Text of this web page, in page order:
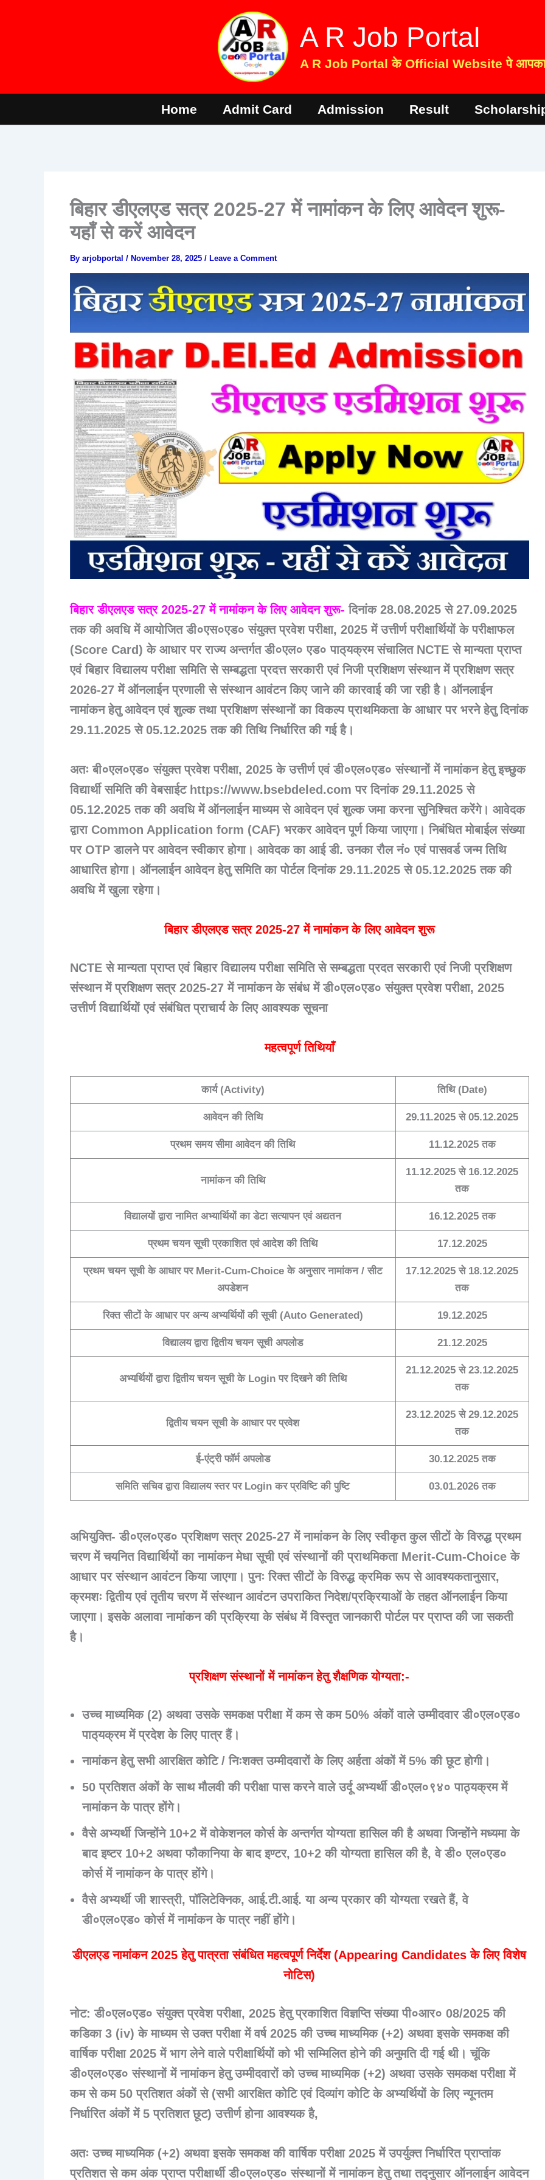
A R Job Portal
A R Job Portal के Official Website पे आपका
Home Admit Card Admission Result
बिहार डीएलएड सत्र 2025-27 में नामांकन के लिए आवेदन शुरू-
यहाँ से करें आवेदन
By arjobportal / November 28, 2025 / Leave a Comment
बिहार डीएलएड सत्र 2025-27 में नामांकन के लिए आवेदन शुरू-दिनांक 28.08.2025 से 27.09.2025
तक की अवधि में आयोजित डी०एस०एड० संयुक्त प्रवेश परीक्षा, 2025 में उत्तीर्ण परीक्षार्थियों के परीक्षाफल
(Score Card) के आधार पर राज्य अन्तर्गत डी०एल० एड० पाठ्‌यक्रम संचालित NCTE से मान्यता प्राप्त
एवं बिहार विद्यालय परीक्षा समिति से सम्बद्धता प्रदत्त सरकारी एवं निजी प्रशिक्षण संस्थान में प्रशिक्षण सत्र
2026-27 में ऑनलाईन प्रणाली से संस्थान आवंटन किए जाने की कारवाई की जा रही है। ऑनलाईन
नामांकन हेतु आवेदन एवं शुल्क तथा प्रशिक्षण संस्थानों का विकल्प प्राथमिकता के आधार पर भरने हेतु दिनांक
29.11.2025 से 05.12.2025 तक की तिथि निर्धारित की गई है।
अतः बी०एल०एड० संयुक्त प्रवेश परीक्षा, 2025 के उत्तीर्ण एवं डी०एल०एड० संस्थानों में नामांकन हेतु इच्छुक
विद्यार्थी समिति की वेबसाईट https://www.bsebdeled.com पर दिनांक 29.11.2025 से
05.12.2025 तक की अवधि में ऑनलाईन माध्यम से आवेदन एवं शुल्क जमा करना सुनिश्चित करेंगे। आवेदक
द्वारा Common Application form (CAF) भरकर आवेदन पूर्ण किया जाएगा। निबंधित मोबाईल संख्या
पर OTP डालने पर आवेदन स्वीकार होगा। आवेदक का आई डी. उनका रौल नं० एवं पासवर्ड जन्म तिथि
आधारित होगा। ऑनलाईन आवेदन हेतु समिति का पोर्टल दिनांक 29.11.2025 से 05.12.2025 तक की
अवधि में खुला रहेगा।
बिहार डीएलएड सत्र 2025-27 में नामांकन के लिए आवेदन शुरू
NCTE से मान्यता प्राप्त एवं बिहार विद्यालय परीक्षा समिति से सम्बद्धता प्रदत सरकारी एवं निजी प्रशिक्षण
संस्थान में प्रशिक्षण सत्र 2025-27 में नामांकन के संबंध में डी०एल०एड० संयुक्त प्रवेश परीक्षा, 2025
उत्तीर्ण विद्यार्थियों एवं संबंधित प्राचार्य के लिए आवश्यक सूचना
महत्वपूर्ण तिथियाँ
कार्य (Activity) तिथि (Date)
आवेदन की तिथि 29.11.2025 से 05.12.2025
प्रथम समय सीमा आवेदन की तिथि 11.12.2025 तक
नामांकन की तिथि
11.12.2025 से 16.12.2025
तक
विद्यालयों द्वारा नामित अभ्यार्थियों का डेटा सत्यापन एवं अद्यतन 16.12.2025 तक
प्रथम चयन सूची प्रकाशित एवं आदेश की तिथि 17.12.2025
प्रथम चयन सूची के आधार पर Merit-Cum-Choice के अनुसार नामांकन / सीट
अपडेशन
17.12.2025 से 18.12.2025
तक
रिक्त सीटों के आधार पर अन्य अभ्यर्थियों की सूची (Auto Generated) 19.12.2025
विद्यालय द्वारा द्वितीय चयन सूची अपलोड 21.12.2025
अभ्यर्थियों द्वारा द्वितीय चयन सूची के Login पर दिखने की तिथि
21.12.2025 से 23.12.2025
तक
द्वितीय चयन सूची के आधार पर प्रवेश
23.12.2025 से 29.12.2025
तक
ई-एंट्री फॉर्म अपलोड 30.12.2025 तक
समिति सचिव द्वारा विद्यालय स्तर पर Login कर प्रविष्टि की पुष्टि 03.01.2026 तक
अभियुक्ति- डी०एल०एड० प्रशिक्षण सत्र 2025-27 में नामांकन के लिए स्वीकृत कुल सीटों के विरुद्ध प्रथम
चरण में चयनित विद्यार्थियों का नामांकन मेधा सूची एवं संस्थानों की प्राथमिकता Merit-Cum-Choice के
आधार पर संस्थान आवंटन किया जाएगा। पुनः रिक्त सीटों के विरुद्ध क्रमिक रूप से आवश्यकतानुसार,
क्रमशः द्वितीय एवं तृतीय चरण में संस्थान आवंटन उपराकित निदेश/प्रक्रियाओं के तहत ऑनलाईन किया
जाएगा। इसके अलावा नामांकन की प्रक्रिया के संबंध में विस्तृत जानकारी पोर्टल पर प्राप्त की जा सकती
है।
प्रशिक्षण संस्थानों में नामांकन हेतु शैक्षणिक योग्यता:-
उच्च माध्यमिक (2) अथवा उसके समकक्ष परीक्षा में कम से कम 50% अंकों वाले उम्मीदवार डी०एल०एड०
पाठ्‌यक्रम में प्रदेश के लिए पात्र हैं।
नामांकन हेतु सभी आरक्षित कोटि / निःशक्त उम्मीदवारों के लिए अर्हता अंकों में 5% की छूट होगी।
50 प्रतिशत अंकों के साथ मौलवी की परीक्षा पास करने वाले उर्दू अभ्यर्थी डी०एल०९४० पाठ्यक्रम में
नामांकन के पात्र होंगे।
वैसे अभ्यर्थी जिन्होंने 10+2 में वोकेशनल कोर्स के अन्तर्गत योग्यता हासिल की है अथवा जिन्होंने मध्यमा के
बाद इष्टर 10+2 अथवा फौकानिया के बाद इण्टर, 10+2 की योग्यता हासिल की है, वे डी० एल०एड०
कोर्स में नामांकन के पात्र होंगे।
वैसे अभ्यर्थी जी शास्त्री, पॉलिटेक्निक, आई.टी.आई. या अन्य प्रकार की योग्यता रखते हैं, वे
डी०एल०एड० कोर्स में नामांकन के पात्र नहीं होंगे।
डीएलएड नामांकन 2025 हेतु पात्रता संबंधित महत्वपूर्ण निर्देश (Appearing Candidates के लिए विशेष
नोटिस)
नोट: डी०एल०एड० संयुक्त प्रवेश परीक्षा, 2025 हेतु प्रकाशित विज्ञप्ति संख्या पी०आर० 08/2025 की
कडिका 3 (iv) के माध्यम से उक्त परीक्षा में वर्ष 2025 की उच्च माध्यमिक (+2) अथवा इसके समकक्ष की
वार्षिक परीक्षा 2025 में भाग लेने वाले परीक्षार्थियों को भी सम्मिलित होने की अनुमति दी गई थी। चूंकि
डी०एल०एड० संस्थानों में नामांकन हेतु उम्मीदवारों को उच्च माध्यमिक (+2) अथवा उसके समकक्ष परीक्षा में
कम से कम 50 प्रतिशत अंकों से (सभी आरक्षित कोटि एवं दिव्यांग कोटि के अभ्यर्थियों के लिए न्यूनतम
निर्धारित अंकों में 5 प्रतिशत छूट) उत्तीर्ण होना आवश्यक है,
अतः उच्च माध्यमिक (+2) अथवा इसके समकक्ष की वार्षिक परीक्षा 2025 में उपर्युक्त निर्धारित प्राप्तांक
प्रतिशत से कम अंक प्राप्त परीक्षार्थी डी०एल०एड० संस्थानों में नामांकन हेतु तथा तद्नुसार ऑनलाईन आवेदन